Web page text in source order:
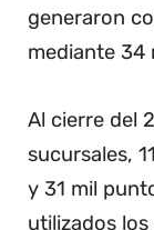
generaron
mediante 34
Al cierre del
sucursales,
y 31 mil
utilizados